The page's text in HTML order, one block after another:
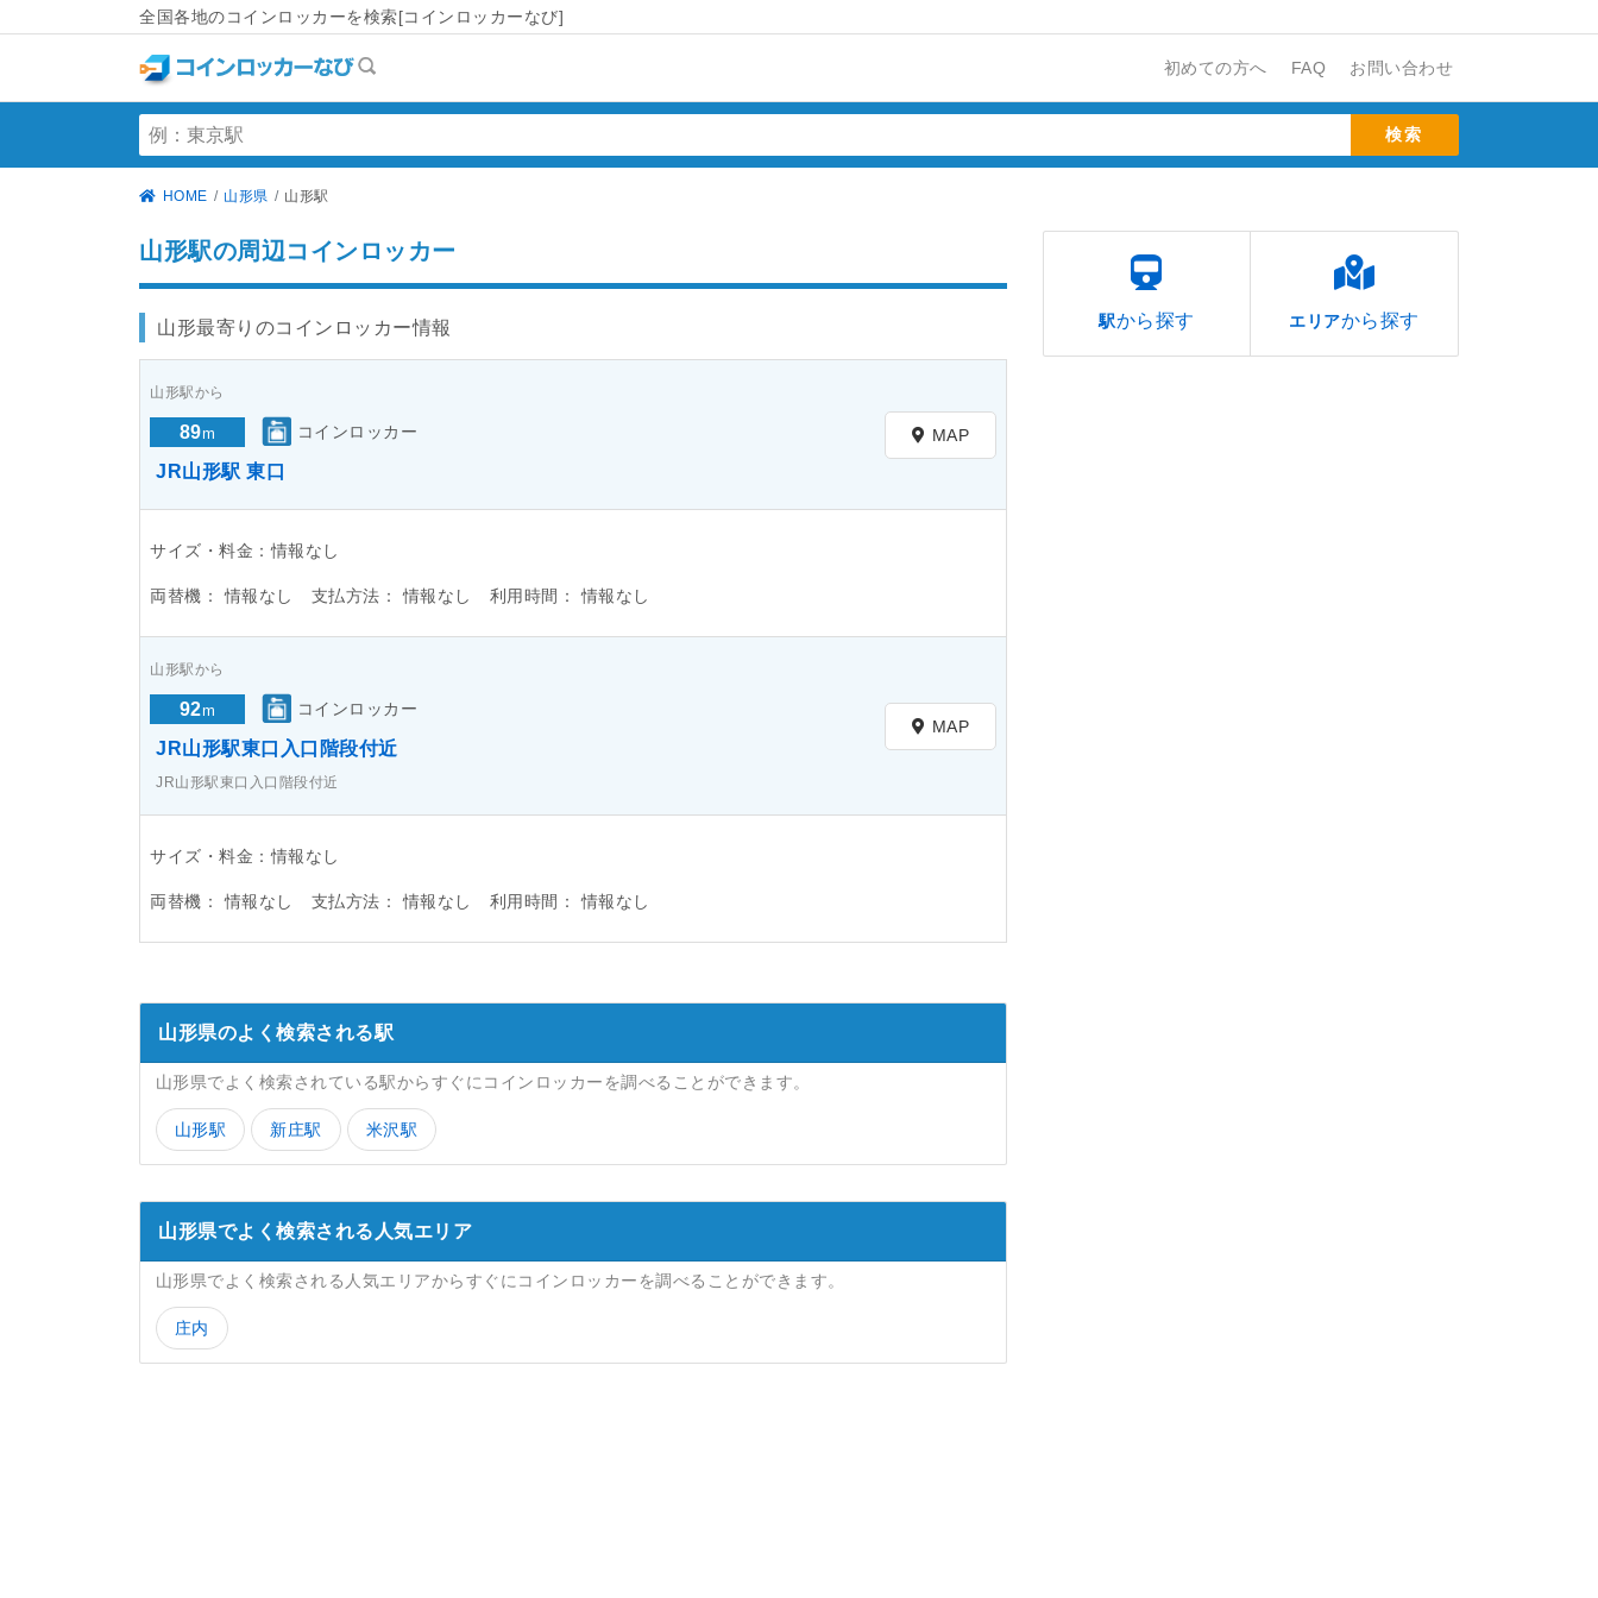
全国各地のコインロッカーを検索[コインロッカーなび]
初めての方へ FAQ お問い合わせ
HOME 山形県 山形駅
山形駅の周辺コインロッカー
山形最寄りのコインロッカー情報
山形駅から
89m コインロッカー
JR山形駅 東口
MAP
サイズ・料金：情報なし
両替機： 情報なし 支払方法： 情報なし 利用時間： 情報なし
山形駅から
92m コインロッカー
JR山形駅東口入口階段付近
JR山形駅東口入口階段付近
MAP
サイズ・料金：情報なし
両替機： 情報なし 支払方法： 情報なし 利用時間： 情報なし
山形県のよく検索される駅
山形県でよく検索されている駅からすぐにコインロッカーを調べることができます。
山形駅 新庄駅 米沢駅
山形県でよく検索される人気エリア
山形県でよく検索される人気エリアからすぐにコインロッカーを調べることができます。
庄内
駅から探す エリアから探す